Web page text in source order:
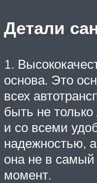
Детали
1.
основа. Это
всех
быть не
и со всеми
надежностью,
она не в самый
момент.